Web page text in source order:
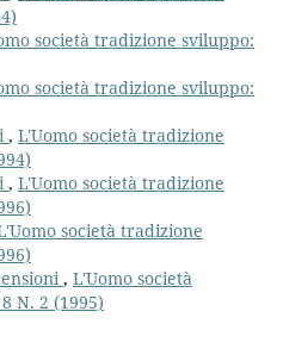
società tradizione sviluppo:
società tradizione sviluppo:
, L'Uomo società tradizione
, L'Uomo società tradizione
società tradizione
, L'Uomo società
N. 2 (1995)